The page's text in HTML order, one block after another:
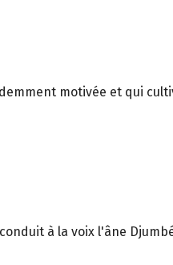
motivée et qui
à la voix l'âne